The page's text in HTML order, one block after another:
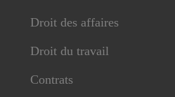
Droit des affaires
Droit du travail
Contrats